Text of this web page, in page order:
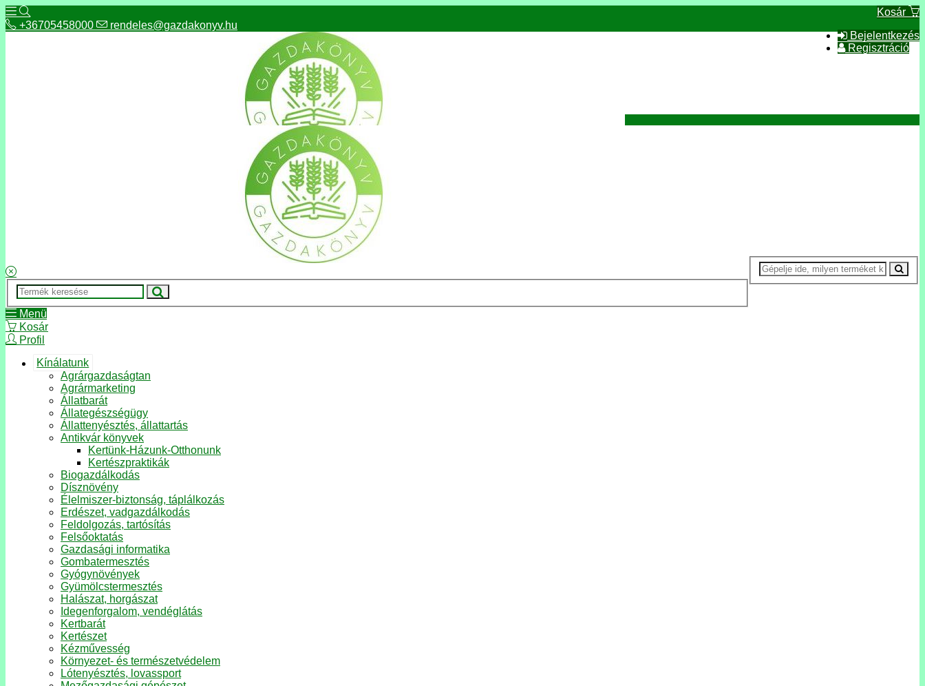
Kosár
Bejelentkezés
Regisztráció
+36705458000 rendeles@gazdakonyv.hu
Menü
Kosár
Profil
Kínálatunk
Agrárgazdaságtan
Agrármarketing
Állatbarát
Állategészségügy
Állattenyésztés, állattartás
Antikvár könyvek
Kertünk-Házunk-Otthonunk
Kertészpraktikák
Biogazdálkodás
Dísznövény
Élelmiszer-biztonság, táplálkozás
Erdészet, vadgazdálkodás
Feldolgozás, tartósítás
Felsőoktatás
Gazdasági informatika
Gombatermesztés
Gyógynövények
Gyümölcstermesztés
Halászat, horgászat
Idegenforgalom, vendéglátás
Kertbarát
Kertészet
Kézművesség
Környezet- és természetvédelem
Lótenyésztés, lovassport